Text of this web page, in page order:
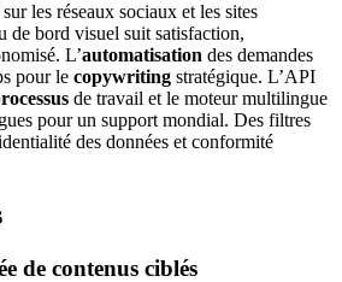
sur les réseaux sociaux et les sites
de bord visuel suit satisfaction,
L’automatisation des demandes
pour le copywriting stratégique. L’API
de travail et le moteur multilingue
pour un support mondial. Des filtres
des données et conformité
de contenus ciblés